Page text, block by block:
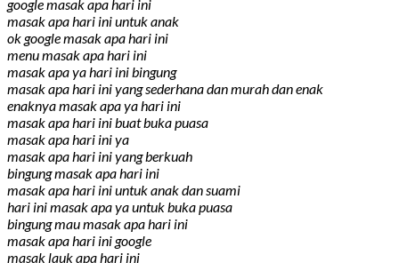
google masak apa hari ini
masak apa hari ini untuk anak
ok google masak apa hari ini
menu masak apa hari ini
masak apa ya hari ini bingung
masak apa hari ini yang sederhana dan murah dan enak
enaknya masak apa ya hari ini
masak apa hari ini buat buka puasa
masak apa hari ini ya
masak apa hari ini yang berkuah
bingung masak apa hari ini
masak apa hari ini untuk anak dan suami
hari ini masak apa ya untuk buka puasa
bingung mau masak apa hari ini
masak apa hari ini google
masak lauk apa hari ini